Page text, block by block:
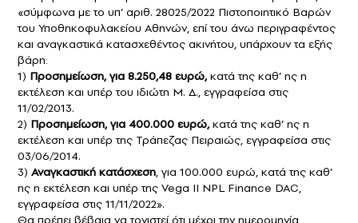
«σύμφωνα με το υπ’ αριθ. 28025/2022 Πιστοποιητικό Βαρών
του Υποθηκοφυλακείου Αθηνών, επί του άνω περιγραφέντος
και αναγκαστικά κατασχεθέντος ακινήτου, υπάρχουν τα εξής
βάρη:
1) Προσημείωση, για 8.250,48 ευρώ,κατά της καθ’ ης η
εκτέλεση και υπέρ του ιδιώτη Μ. Δ., εγγραφείσα στις
11/02/2013.
2) Προσημείωση, για 400.000 ευρώ,κατά της καθ’ ης η
εκτέλεση και υπέρ της Τράπεζας Πειραιώς, εγγραφείσα στις
03/06/2014.
3) Αναγκαστική κατάσχεση, για 100.000 ευρώ, κατά της καθ’
ης η εκτέλεση και υπέρ της Vega II NPL Finance DAC,
εγγραφείσα στις 11/11/2022».
Θα πρέπει βέβαια να τονιστεί ότι μέχρι την ημερομηνία